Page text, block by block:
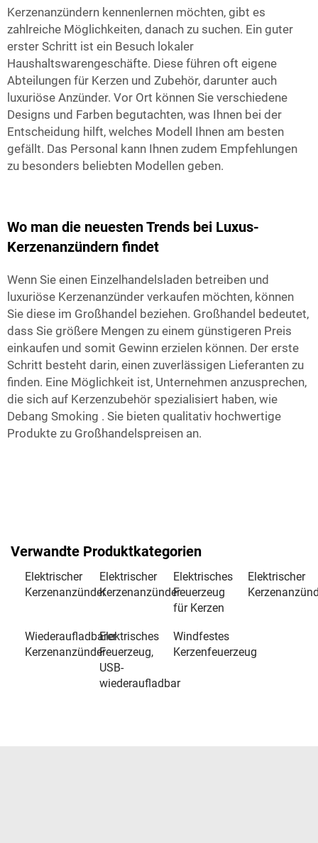
Kerzenanzündern kennenlernen möchten, gibt es
zahlreiche Möglichkeiten, danach zu suchen. Ein guter
erster Schritt ist ein Besuch lokaler
Haushaltswarengeschäfte. Diese führen oft eigene
Abteilungen für Kerzen und Zubehör, darunter auch
luxuriöse Anzünder. Vor Ort können Sie verschiedene
Designs und Farben begutachten, was Ihnen bei der
Entscheidung hilft, welches Modell Ihnen am besten
gefällt. Das Personal kann Ihnen zudem Empfehlungen
zu besonders beliebten Modellen geben.
Wo man die neuesten Trends bei Luxus-
Kerzenanzündern findet
Wenn Sie einen Einzelhandelsladen betreiben und
luxuriöse Kerzenanzünder verkaufen möchten, können
Sie diese im Großhandel beziehen. Großhandel bedeutet,
dass Sie größere Mengen zu einem günstigeren Preis
einkaufen und somit Gewinn erzielen können. Der erste
Schritt besteht darin, einen zuverlässigen Lieferanten zu
finden. Eine Möglichkeit ist, Unternehmen anzusprechen,
die sich auf Kerzenzubehör spezialisiert haben, wie
Debang Smoking . Sie bieten qualitativ hochwertige
Produkte zu Großhandelspreisen an.
Verwandte Produktkategorien
Elektrischer
Kerzenanzünder
Elektrischer
Kerzenanzünder
Elektrisches
Feuerzeug
für Kerzen
Elektrischer
Wiederaufladbarer
Kerzenanzünder
Elektrisches
Feuerzeug,
USB-
wiederaufladbar
Windfestes
Kerzenfeuerzeug